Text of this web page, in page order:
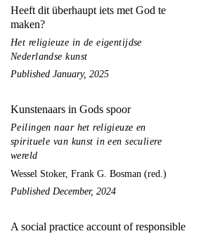
Heeft dit überhaupt iets met God te
maken?
Het religieuze in de eigentijdse
Nederlandse kunst
Published January, 2025
Kunstenaars in Gods spoor
Peilingen naar het religieuze en
spirituele van kunst in een seculiere
wereld
Wessel Stoker, Frank G. Bosman (red.)
Published December, 2024
A social practice account of responsible